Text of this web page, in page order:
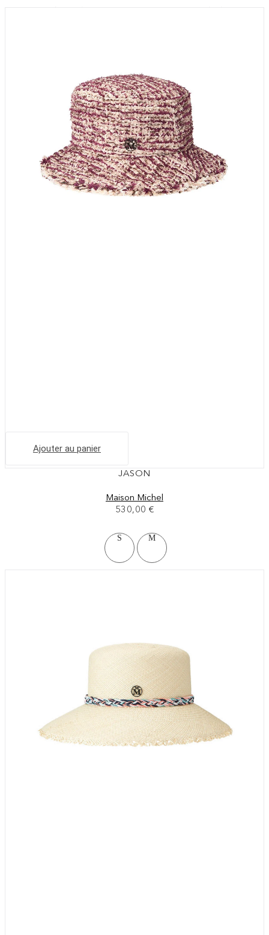
Ajouter au panier
JASON
Maison Michel
530,00 €
S M